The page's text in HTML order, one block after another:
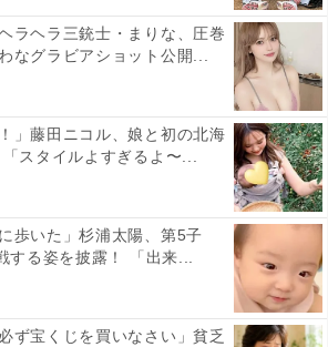
ラヘラ三銃士・まりな、圧巻
なグラビアショット公開...
」藤田ニコル、娘と初の北海
スタイルよすぎるよ〜...
歩いた」杉浦太陽、第5子
する姿を披露！ 「出来...
ず宝くじを買いなさい」貧乏